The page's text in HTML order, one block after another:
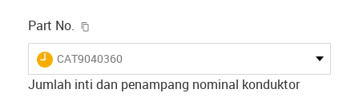
Part No.
igus-icon-lieferzeit
CAT9040360
Jumlah inti dan penampang nominal konduktor